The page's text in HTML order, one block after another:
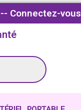
Connectez-